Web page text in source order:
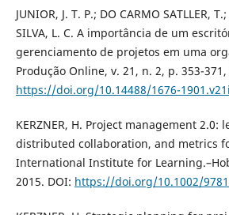
JUNIOR, J. T. P.; DO CARMO SATLLER,
SILVA, L. C. A importância de um
gerenciamento de projetos em uma
Produção Online, v. 21, n. 2, p. 353-371,
https://doi.org/10.14488/1676-
KERZNER, H. Project management 2.0:
distributed collaboration, and metrics
International Institute for
2015. DOI: https://doi.org/10.1002/